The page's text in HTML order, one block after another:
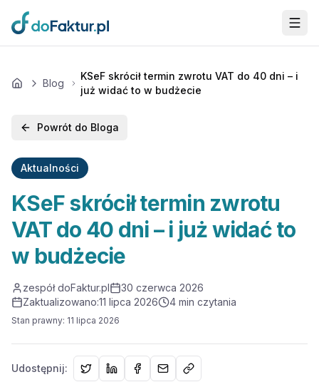
Przejdź do głównej treści
Home Blog
KSeF skrócił termin zwrotu VAT do 40 dni – i
już widać to w budżecie
Powrót do Bloga
Aktualności
KSeF skrócił termin zwrotu
VAT do 40 dni – i już widać to
w budżecie
zespół doFaktur.pl
30 czerwca 2026
Zaktualizowano:11 lipca 2026 4 min czytania
Stan prawny: 11 lipca 2026
Udostępnij: